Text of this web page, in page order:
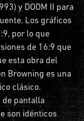
y DOOM II para
Los gráficos
por lo que
de 16:9 que
esta obra del
Browning es una
clásico.
de pantalla
son idénticos